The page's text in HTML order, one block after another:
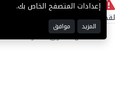
لا يوجد
لقد حدث خطأ داخلي أثناء معالجة طلبك.
©2025 كل الحقوق محفوظة منصة توور
إعدادات المتصفح الخاص بك.
المزيد موافق